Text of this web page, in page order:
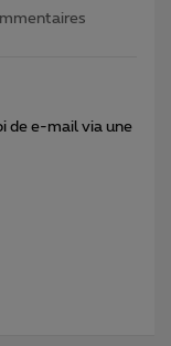
de e-mail via une